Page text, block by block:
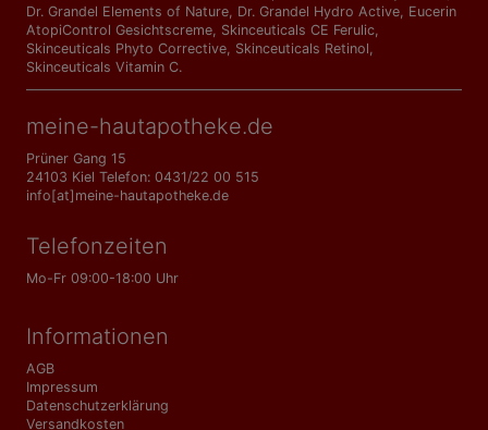
Dr. Grandel Elements of Nature Dr. Grandel Hydro Active Eucerin
AtopiControl Gesichtscreme Skinceuticals CE Ferulic
Skinceuticals Phyto Corrective Skinceuticals Retinol
Skinceuticals Vitamin C.
meine-hautapotheke.de
Prüner Gang 15
24103 Kiel Telefon: 0431/22 00 515
info[at]meine-hautapotheke.de
Telefonzeiten
Mo-Fr 09:00-18:00 Uhr
Informationen
AGB
Impressum
Datenschutzerklärung
Versandkosten